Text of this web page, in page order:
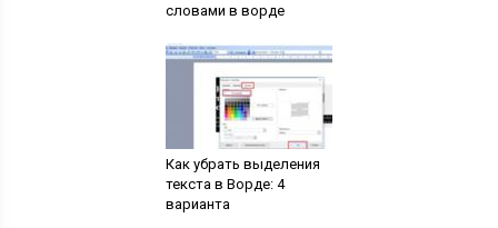
словами в ворде
Как убрать выделения
текста в Ворде: 4
варианта